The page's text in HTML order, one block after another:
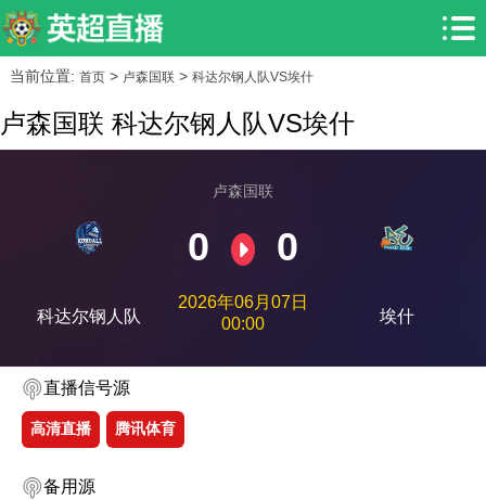
当前位置: 首页> 卢森国联> 科达尔钢人队VS埃什
卢森国联 科达尔钢人队VS埃什
科达尔钢人队
卢森国联
0 0
2026年06月07日
00:00
埃什
直播信号源
高清直播 腾讯体育
备用源